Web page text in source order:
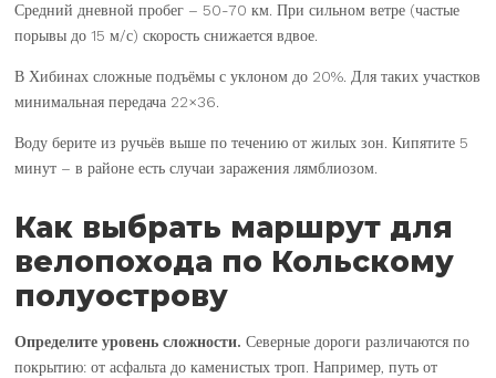
Средний дневной пробег – 50-70 км. При сильном ветре (частые
порывы до 15 м/с) скорость снижается вдвое.
В Хибинах сложные подъёмы с уклоном до 20%. Для таких участков
минимальная передача 22×36.
Воду берите из ручьёв выше по течению от жилых зон. Кипятите 5
минут – в районе есть случаи заражения лямблиозом.
Как выбрать маршрут для
велопохода по Кольскому
полуострову
Определите уровень сложности. Северные дороги различаются по
покрытию: от асфальта до каменистых троп. Например, путь от